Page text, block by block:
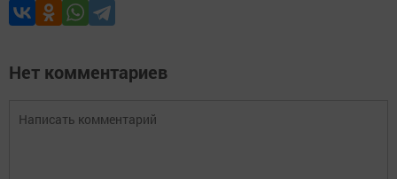
Нет комментариев